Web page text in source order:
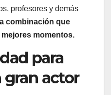
profesores y demás
combinación que
momentos.
para
gran actor